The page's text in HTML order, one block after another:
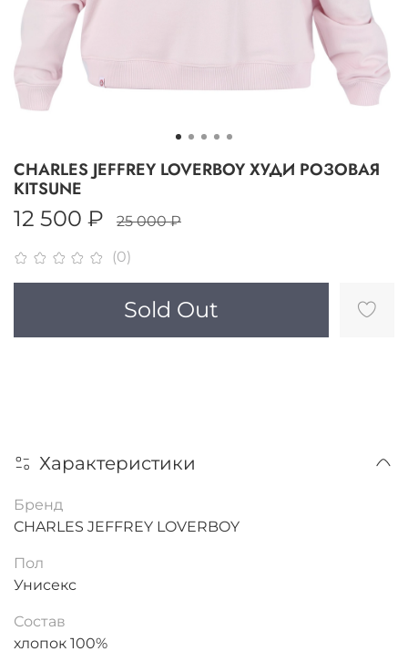
(0)
CHARLES JEFFREY LOVERBOY ХУДИ РОЗОВАЯ
KITSUNE
12 500 ₽ 25 000 ₽
Sold Out
Характеристики
Бренд
CHARLES JEFFREY LOVERBOY
Пол
Унисекс
Состав
хлопок 100%